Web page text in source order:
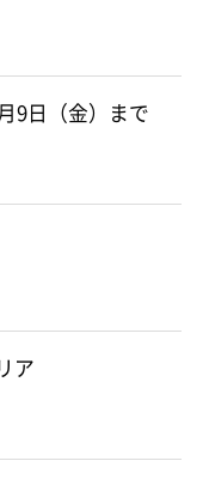
9日（金）まで
ア